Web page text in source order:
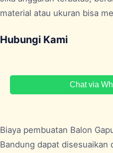
material atau ukuran bisa
Hubungi Kami
Chat via
Biaya pembuatan Balon
Bandung dapat disesuaikan